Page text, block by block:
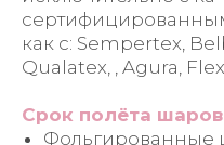
как с: Sempertex,
Qualatex, , Agura,
Срок полёта шаров
Фольгированные